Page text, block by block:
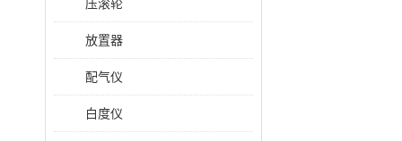
压滚轮
放置器
配气仪
白度仪